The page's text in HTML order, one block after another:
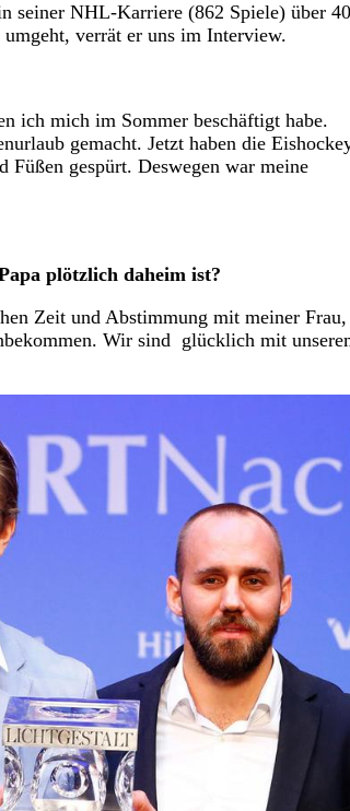
seiner NHL-Karriere (862 Spiele) über 40
verrät er uns im Interview.
ich mich im Sommer beschäftigt habe.
gemacht. Jetzt haben die
Füßen gespürt. Deswegen war meine
plötzlich daheim ist?
Zeit und Abstimmung mit meiner Frau,
Wir sind glücklich mit